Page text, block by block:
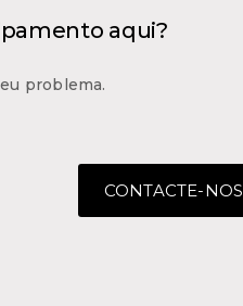
aqui?
problema.
CONTACTE-NOS